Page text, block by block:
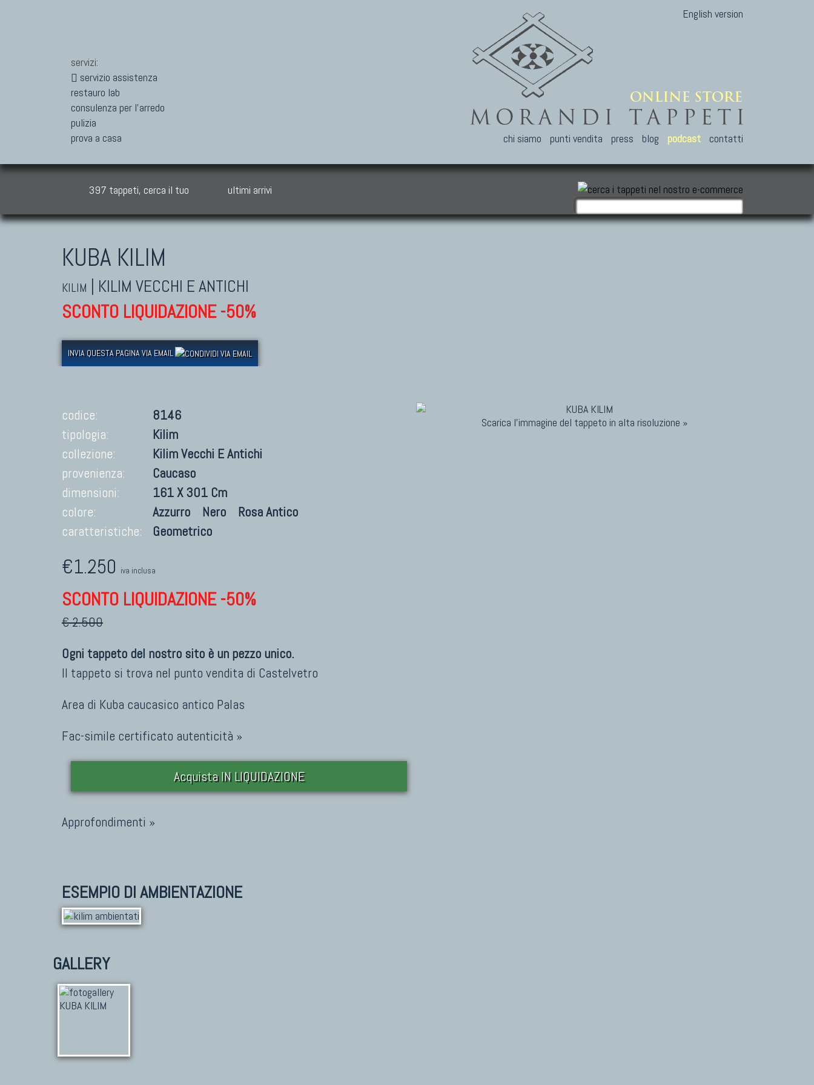
servizi:
servizio assistenza
restauro lab
consulenza per l'arredo
pulizia
prova a casa
English version
chi siamo punti vendita press blog podcast contatti
397 tappeti, cerca il tuo ultimi arrivi
KUBA KILIM
KILIM KILIM VECCHI E ANTICHI
SCONTO LIQUIDAZIONE -50%
INVIA QUESTA PAGINA VIA EMAIL
Scarica l'immagine del tappeto in alta risoluzione »
codice:
8146
tipologia:
Kilim
collezione:
Kilim Vecchi E Antichi
provenienza:
Caucaso
dimensioni:
161 X 301 Cm
colore:
Azzurro Nero
Rosa Antico
caratteristiche:
Geometrico
€1.250 iva inclusa
SCONTO LIQUIDAZIONE -50%
€ 2.500
Ogni tappeto del nostro sito è un pezzo unico.
Il tappeto si trova nel punto vendita di Castelvetro
Area di Kuba caucasico antico Palas
Fac-simile certificato autenticità »
Acquista IN LIQUIDAZIONE
Approfondimenti »
ESEMPIO DI AMBIENTAZIONE
GALLERY